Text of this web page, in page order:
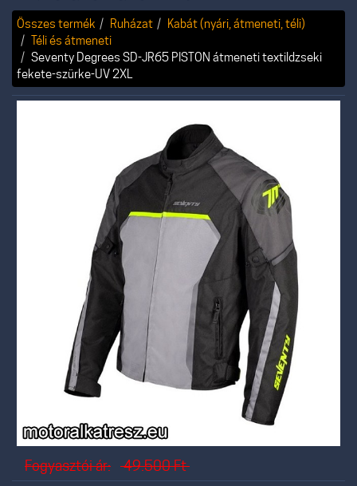
Összes termék Ruházat
Kabát (nyári, átmeneti, téli)
Téli és átmeneti
Seventy Degrees SD-JR65 PISTON átmeneti textildzseki
fekete-szürke-UV 2XL
Fogyasztói ár: 49.500Ft